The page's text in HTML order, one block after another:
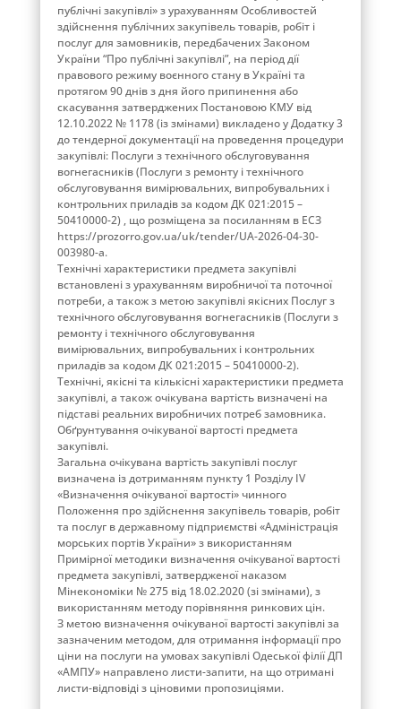
публічні закупівлі» з урахуванням Особливостей
здійснення публічних закупівель товарів, робіт і
послуг для замовників, передбачених Законом
України “Про публічні закупівлі”, на період дії
правового режиму воєнного стану в Україні та
протягом 90 днів з дня його припинення або
скасування затверджених Постановою КМУ від
12.10.2022 № 1178 (із змінами) викладено у Додатку 3
до тендерної документації на проведення процедури
закупівлі: Послуги з технічного обслуговування
вогнегасників (Послуги з ремонту і технічного
обслуговування вимірювальних, випробувальних і
контрольних приладів за кодом ДК 021:2015 –
50410000-2) , що розміщена за посиланням в ЕСЗ
https://prozorro.gov.ua/uk/tender/UA-2026-04-30-
003980-a.
Технічні характеристики предмета закупівлі
встановлені з урахуванням виробничої та поточної
потреби, а також з метою закупівлі якісних Послуг з
технічного обслуговування вогнегасників (Послуги з
ремонту і технічного обслуговування
вимірювальних, випробувальних і контрольних
приладів за кодом ДК 021:2015 – 50410000-2).
Технічні, якісні та кількісні характеристики предмета
закупівлі, а також очікувана вартість визначені на
підставі реальних виробничих потреб замовника.
Обґрунтування очікуваної вартості предмета
закупівлі.
Загальна очікувана вартість закупівлі послуг
визначена із дотриманням пункту 1 Розділу ІV
«Визначення очікуваної вартості» чинного
Положення про здійснення закупівель товарів, робіт
та послуг в державному підприємстві «Адміністрація
морських портів України» з використанням
Примірної методики визначення очікуваної вартості
предмета закупівлі, затвердженої наказом
Мінекономіки № 275 від 18.02.2020 (зі змінами), з
використанням методу порівняння ринкових цін.
З метою визначення очікуваної вартості закупівлі за
зазначеним методом, для отримання інформації про
ціни на послуги на умовах закупівлі Одеської філії ДП
«АМПУ» направлено листи-запити, на що отримані
листи-відповіді з ціновими пропозиціями.